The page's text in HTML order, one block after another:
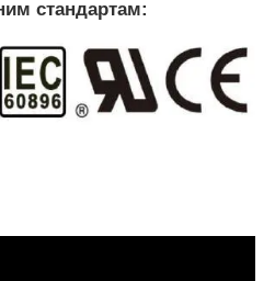
стандартам: